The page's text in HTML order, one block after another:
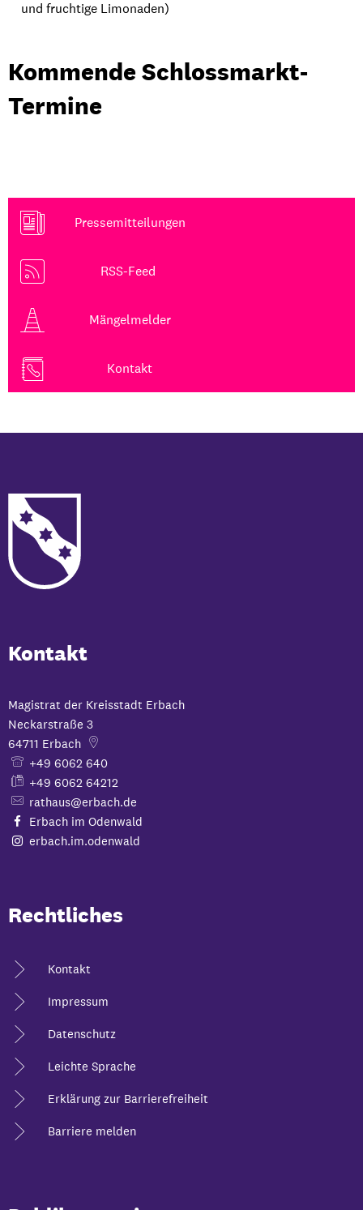
und fruchtige Limonaden)
Kommende Schlossmarkt-
Termine
Pressemitteilungen
RSS-Feed
Mängelmelder
Kontakt
Kontakt
Magistrat der Kreisstadt Erbach
Neckarstraße 3
64711 Erbach
+49 6062 640
+49 6062 64212
rathaus@erbach.de
Erbach im Odenwald
erbach.im.odenwald
Rechtliches
Kontakt
Impressum
Datenschutz
Leichte Sprache
Erklärung zur Barrierefreiheit
Barriere melden